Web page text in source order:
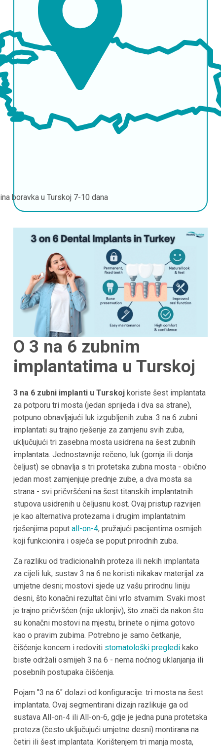
boravka u Turskoj 7-10 dana
O 3 na 6 zubnim
implantatima u Turskoj
3 na 6 zubni implanti u Turskojkoriste šest implantata
za potporu tri mosta (jedan sprijeda i dva sa strane),
potpuno obnavljajući luk izgubljenih zuba. 3 na 6 zubni
implantati su trajno rješenje za zamjenu svih zuba,
uključujući tri zasebna mosta usidrena na šest zubnih
implantata. Jednostavnije rečeno, luk (gornja ili donja
čeljust) se obnavlja s tri protetska zubna mosta - obično
jedan most zamjenjuje prednje zube, a dva mosta sa
strana - svi pričvršćeni na šest titanskih implantatnih
stupova usidrenih u čeljusnu kost. Ovaj pristup razvijen
je kao alternativa protezama i drugim implantatnim
rješenjima poput all-on-4, pružajući pacijentima osmijeh
koji funkcionira i osjeća se poput prirodnih zuba.
Za razliku od tradicionalnih proteza ili nekih implantata
za cijeli luk, sustav 3 na 6 ne koristi nikakav materijal za
umjetne desni; mostovi sjede uz vašu prirodnu liniju
desni, što konačni rezultat čini vrlo stvarnim. Svaki most
je trajno pričvršćen (nije uklonjiv), što znači da nakon što
su konačni mostovi na mjestu, brinete o njima gotovo
kao o pravim zubima. Potrebno je samo četkanje,
čišćenje koncem i redoviti stomatološki pregledikako
biste održali osmijeh 3 na 6 - nema noćnog uklanjanja ili
posebnih postupaka čišćenja.
Pojam "3 na 6" dolazi od konfiguracije: tri mosta na šest
implantata. Ovaj segmentirani dizajn razlikuje ga od
sustava All-on-4 ili All-on-6, gdje je jedna puna protetska
proteza (često uključujući umjetne desni) montirana na
četiri ili šest implantata. Korištenjem tri manja mosta,